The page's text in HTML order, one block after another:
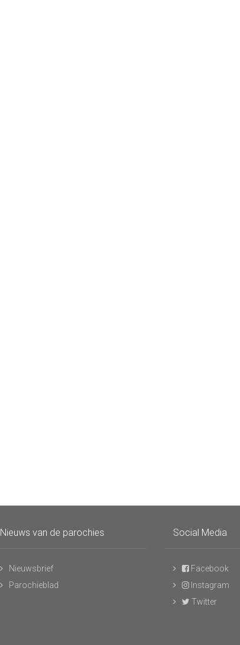
Nieuws van de parochies
Nieuwsbrief
Parochieblad
Social Media
Facebook
Instagram
Twitter